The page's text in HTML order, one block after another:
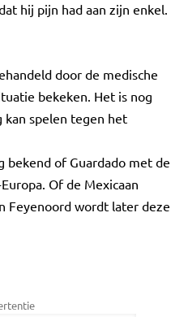
hij pijn had aan zijn enkel.
door de medische
bekeken. Het is nog
spelen tegen het
bekend of Guardado met de
Of de Mexicaan
Feyenoord wordt later deze